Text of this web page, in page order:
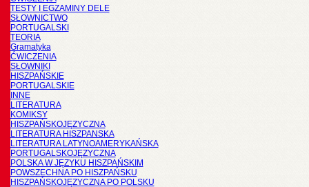
TESTY I EGZAMINY DELE
SŁOWNICTWO
PORTUGALSKI
TEORIA
Gramatyka
ĆWICZENIA
SŁOWNIKI
HISZPAŃSKIE
PORTUGALSKIE
INNE
LITERATURA
KOMIKSY
HISZPAŃSKOJĘZYCZNA
LITERATURA HISZPANSKA
LITERATURA LATYNOAMERYKAŃSKA
PORTUGALSKOJĘZYCZNA
POLSKA W JĘZYKU HISZPAŃSKIM
POWSZECHNA PO HISZPAŃSKU
HISZPAŃSKOJĘZYCZNA PO POLSKU